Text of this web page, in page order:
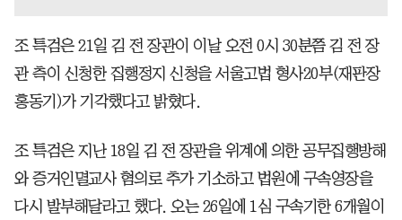
조 특검은 21일 김 전 장관이 이날 오전 0시 30분쯤 김 전 장
관 측이 신청한 집행정지 신청을 서울고법 형사20부(재판장
홍동기)가 기각했다고 밝혔다.
조 특검은 지난 18일 김 전 장관을 위계에 의한 공무집행방해
와 증거인멸교사 혐의로 추가 기소하고 법원에 구속영장을
다시 발부해달라고 했다. 오는 26일에 1심 구속기한 6개월이